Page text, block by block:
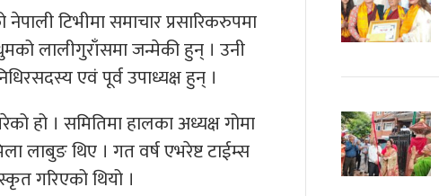
टिभीमा समाचार प्रसारिकरुपमा
लालीगुराँसमा जन्मेकी हुन् । उनी
एवं पूर्व उपाध्यक्ष हुन् ।
हो । समितिमा हालका अध्यक्ष गोमा
लाबुङ थिए । गत वर्ष एभरेष्ट टाईम्स
गरिएको थियो ।